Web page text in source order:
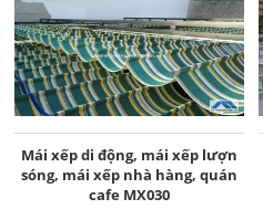
Mái xếp di động, mái xếp lượn
sóng, mái xếp nhà hàng, quán
cafe MX030